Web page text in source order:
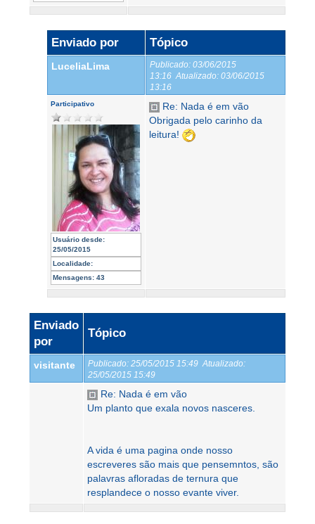
Enviado por Tópico
LuceliaLima Publicado: 03/06/2015
13:16 Atualizado: 03/06/2015
13:16
Participativo
Usuário desde:
25/05/2015
Localidade:
Mensagens: 43
Re: Nada é em vão
Obrigada pelo carinho da
leitura!
Enviado
por
Tópico
visitante Publicado: 25/05/2015 15:49 Atualizado:
25/05/2015 15:49
Re: Nada é em vão
Um planto que exala novos nasceres.
A vida é uma pagina onde nosso
escreveres são mais que pensemntos, são
palavras afloradas de ternura que
resplandece o nosso evante viver.